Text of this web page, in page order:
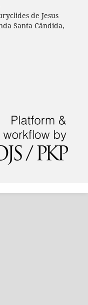
de Jesus
Santa Cândida,